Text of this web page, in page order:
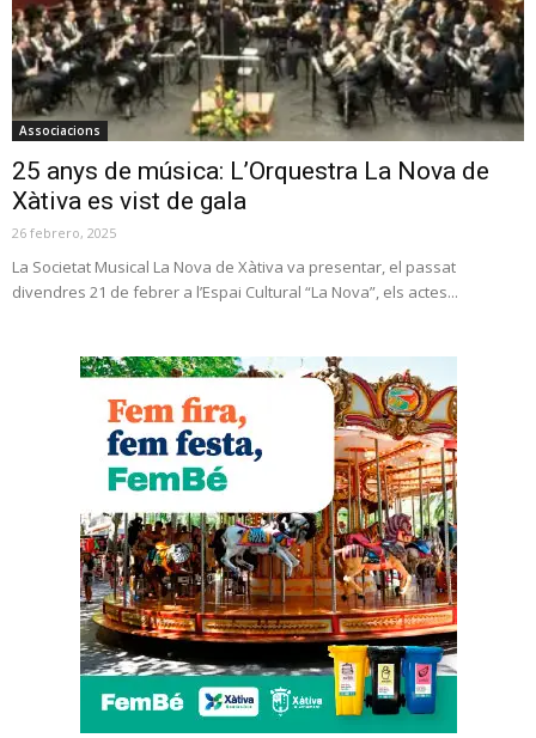
Associacions
25 anys de música: L’Orquestra La Nova de
Xàtiva es vist de gala
26 febrero, 2025
La Societat Musical La Nova de Xàtiva va presentar, el passat
divendres 21 de febrer a l’Espai Cultural “La Nova”, els actes...